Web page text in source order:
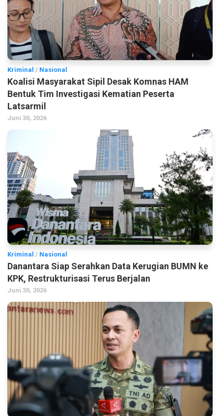
Kriminal / Nasional
Koalisi Masyarakat Sipil Desak Komnas HAM
Bentuk Tim Investigasi Kematian Peserta
Latsarmil
Juni 30, 2026
Kriminal / Nasional
Danantara Siap Serahkan Data Kerugian BUMN ke
KPK, Restrukturisasi Terus Berjalan
Juni 30, 2026